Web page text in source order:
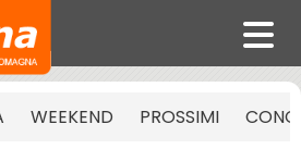
WEEKEND PROSSIMI